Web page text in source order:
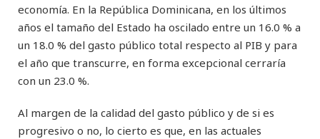
economía. En la República Dominicana, en los últimos
años el tamaño del Estado ha oscilado entre un 16.0 % a
un 18.0 % del gasto público total respecto al PIB y para
el año que transcurre, en forma excepcional cerraría
con un 23.0 %.
Al margen de la calidad del gasto público y de si es
progresivo o no, lo cierto es que, en las actuales